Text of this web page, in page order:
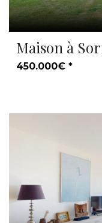
Maison à
450.000€ *